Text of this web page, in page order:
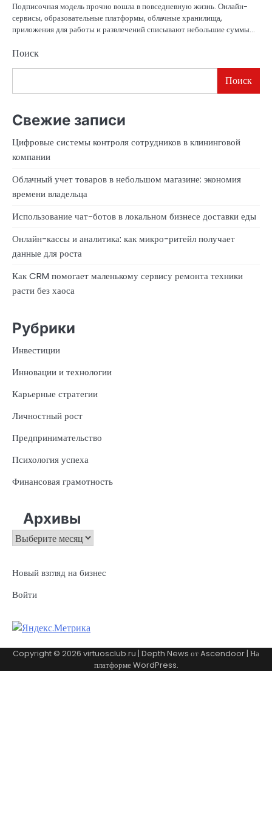
Подписочная модель прочно вошла в повседневную жизнь. Онлайн-
сервисы, образовательные платформы, облачные хранилища,
приложения для работы и развлечений списывают небольшие суммы…
Поиск
Поиск
Свежие записи
Цифровые системы контроля сотрудников в клининговой
компании
Облачный учет товаров в небольшом магазине: экономия
времени владельца
Использование чат-ботов в локальном бизнесе доставки еды
Онлайн-кассы и аналитика: как микро-ритейл получает
данные для роста
Как CRM помогает маленькому сервису ремонта техники
расти без хаоса
Рубрики
Инвестиции
Инновации и технологии
Карьерные стратегии
Личностный рост
Предпринимательство
Психология успеха
Финансовая грамотность
Архивы
Архивы
Новый взгляд на бизнес
Войти
Copyright © 2026 virtuosclub.ru | Depth News отAscendoor | На
платформеWordPress.